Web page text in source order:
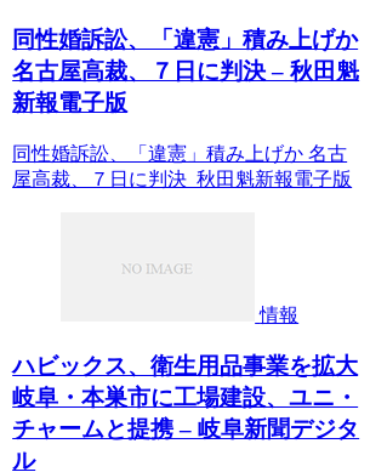
同性婚訴訟、「違憲」積み上げか
名古屋高裁、７日に判決 – 秋田魁
新報電子版
同性婚訴訟、「違憲」積み上げか 名古
屋高裁、７日に判決 秋田魁新報電子版
情報
ハビックス、衛生用品事業を拡大
岐阜・本巣市に工場建設、ユニ・
チャームと提携 – 岐阜新聞デジタ
ル